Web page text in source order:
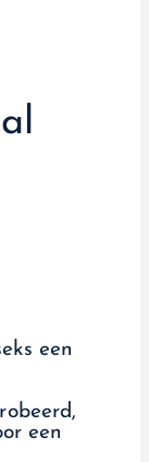
een
een